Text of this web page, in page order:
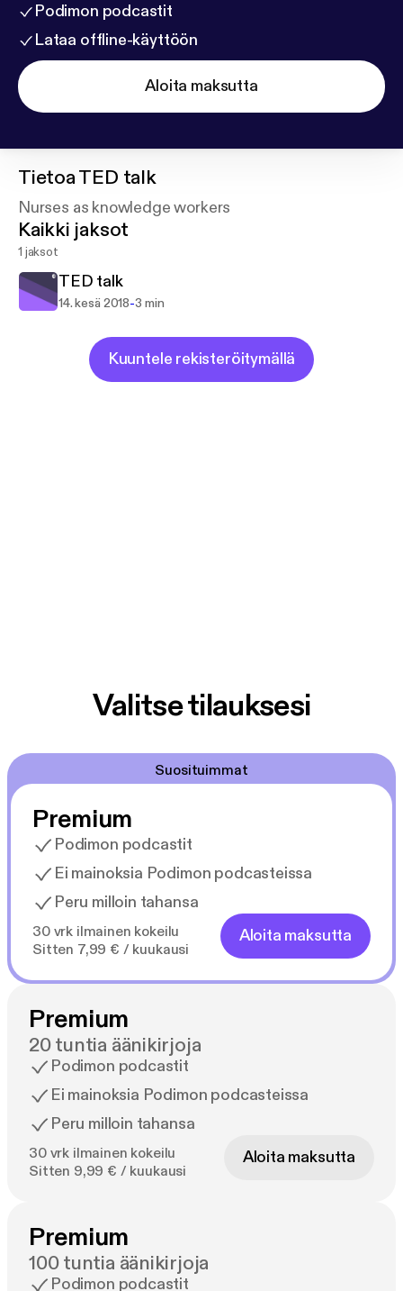
Podimon podcastit
Lataa offline-käyttöön
Aloita maksutta
TietoaTED talk
Nurses as knowledge workers
Kaikki jaksot
1 jaksot
TED talk
14. kesä 2018-3 min
Kuuntele rekisteröitymällä
Valitse tilauksesi
Suosituimmat
Premium
Podimon podcastit
Ei mainoksia Podimon podcasteissa
Peru milloin tahansa
30 vrk ilmainen kokeilu
Sitten 7,99 € / kuukausi
Aloita maksutta
Premium
20 tuntia äänikirjoja
Podimon podcastit
Ei mainoksia Podimon podcasteissa
Peru milloin tahansa
30 vrk ilmainen kokeilu
Sitten 9,99 € / kuukausi
Aloita maksutta
Premium
100 tuntia äänikirjoja
Podimon podcastit